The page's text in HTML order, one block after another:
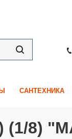
САНТЕХНИКА
8)